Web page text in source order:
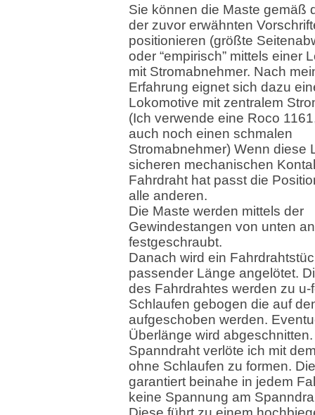
Sie können die Maste gemäß
der zuvor erwähnten
positionieren (größte
oder “empirisch” mittels einer
mit Stromabnehmer. Nach
Erfahrung eignet sich dazu
Lokomotive mit zentralem
(Ich verwende eine Roco
auch noch einen schmalen
Stromabnehmer) Wenn diese
sicheren mechanischen
Fahrdraht hat passt die
alle anderen.
Die Maste werden mittels der
Gewindestangen von unten
festgeschraubt.
Danach wird ein
passender Länge angelötet.
des Fahrdrahtes werden zu u-
Schlaufen gebogen die auf
aufgeschoben werden.
Überlänge wird
Spanndraht verlöte ich mit
ohne Schlaufen zu formen.
garantiert beinahe in jedem
keine Spannung am